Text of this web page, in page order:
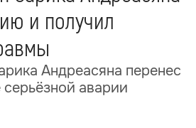
Сарика Андреасяна
и получил
Андреасяна перенес